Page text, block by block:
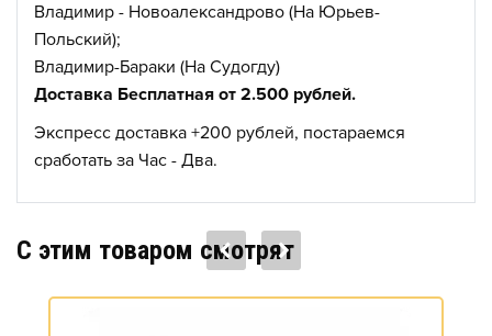
Владимир - Новоалександрово (На Юрьев-
Польский);
Владимир-Бараки (На Судогду)
Доставка Бесплатная от 2.500 рублей.
Экспресс доставка +200 рублей, постараемся
сработать за Час - Два.
C этим товаром смотрят